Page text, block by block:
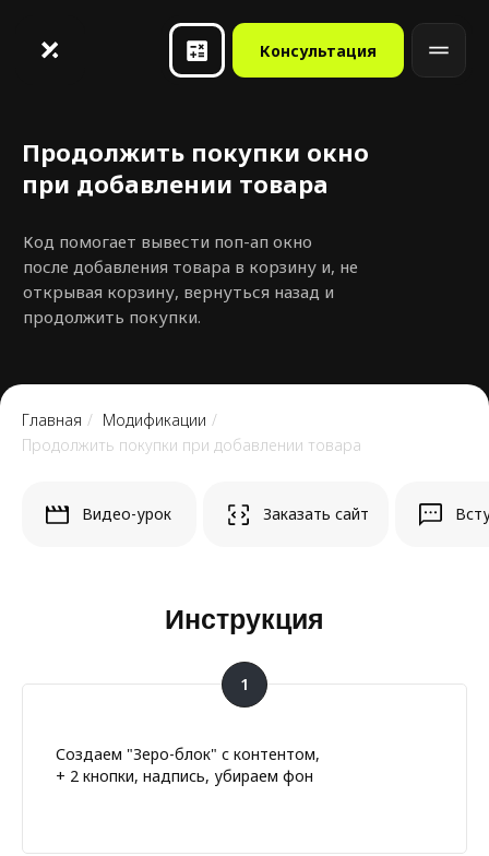
Консультация
Код помогает вывести поп-ап окно
после добавления товара в корзину и, не
открывая корзину, вернуться назад и
продолжить покупки.
Продолжить покупки окно
при добавлении товара
Главная / Модификации /
Продолжить покупки при добавлении товара
Заказать сайт
Видео-урок
Инструкция
Создаем "Зеро-блок" с контентом,
+ 2 кнопки, надпись, убираем фон